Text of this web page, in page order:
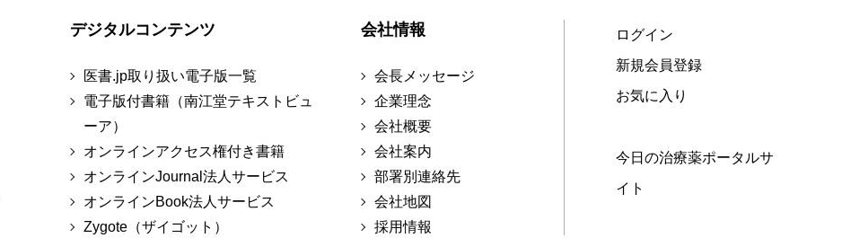
デジタルコンテンツ
医書.jp取り扱い電子版一覧
電子版付書籍（南江堂テキストビュ
ーア）
オンラインアクセス権付き書籍
オンラインJournal法人サービス
オンラインBook法人サービス
Zygote（ザイゴット）
会社情報
会長メッセージ
企業理念
会社概要
会社案内
部署別連絡先
会社地図
採用情報
ログイン
新規会員登録
お気に入り
今日の治療薬ポータルサ
イト